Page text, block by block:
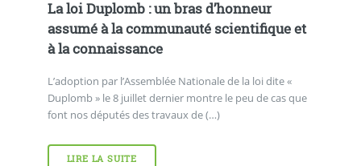
La loi Duplomb : un bras d’honneur
assumé à la communauté scientifique et
à la connaissance
L’adoption par l’Assemblée Nationale de la loi dite «
Duplomb » le 8 juillet dernier montre le peu de cas que
font nos députés des travaux de (…)
LIRE LA SUITE